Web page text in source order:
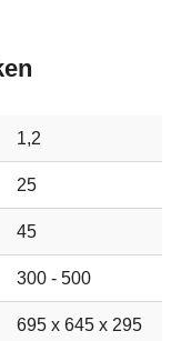
1,2
25
45
300 - 500
695 x 645 x 295